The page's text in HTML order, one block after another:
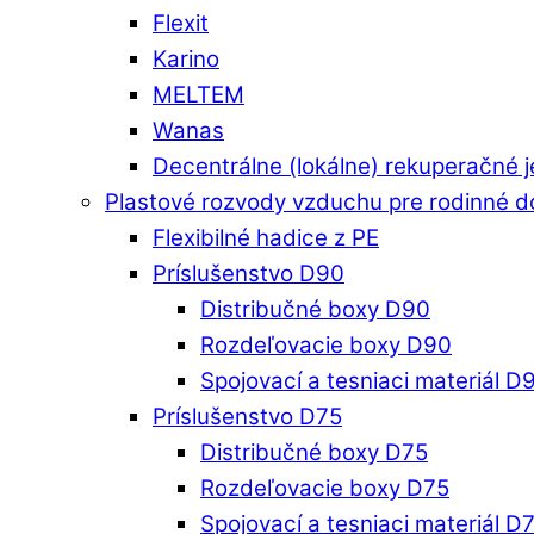
Flexit
Karino
MELTEM
Wanas
Decentrálne (lokálne) rekuperačné
Plastové rozvody vzduchu pre rodinné
Flexibilné hadice z PE
Príslušenstvo D90
Distribučné boxy D90
Rozdeľovacie boxy D90
Spojovací a tesniaci materiál
Príslušenstvo D75
Distribučné boxy D75
Rozdeľovacie boxy D75
Spojovací a tesniaci materiál